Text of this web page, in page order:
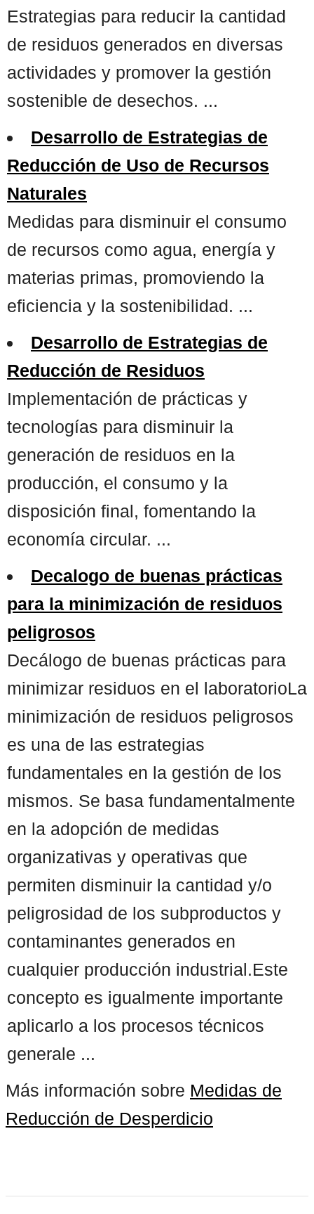
Estrategias para reducir la cantidad
de residuos generados en diversas
actividades y promover la gestión
sostenible de desechos. ...
Desarrollo de Estrategias de
Reducción de Uso de Recursos
Naturales
Medidas para disminuir el consumo
de recursos como agua, energía y
materias primas, promoviendo la
eficiencia y la sostenibilidad. ...
Desarrollo de Estrategias de
Reducción de Residuos
Implementación de prácticas y
tecnologías para disminuir la
generación de residuos en la
producción, el consumo y la
disposición final, fomentando la
economía circular. ...
Decalogo de buenas prácticas
para la minimización de residuos
peligrosos
Decálogo de buenas prácticas para
minimizar residuos en el laboratorioLa
minimización de residuos peligrosos
es una de las estrategias
fundamentales en la gestión de los
mismos. Se basa fundamentalmente
en la adopción de medidas
organizativas y operativas que
permiten disminuir la cantidad y/o
peligrosidad de los subproductos y
contaminantes generados en
cualquier producción industrial.Este
concepto es igualmente importante
aplicarlo a los procesos técnicos
generale ...
Más información sobre Medidas de
Reducción de Desperdicio